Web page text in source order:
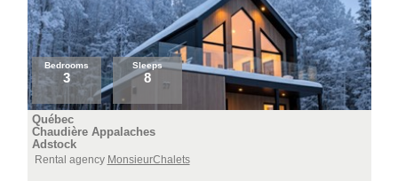
Bedrooms
3
Sleeps
8
Québec
Chaudière Appalaches
Adstock
Rental agency MonsieurChalets